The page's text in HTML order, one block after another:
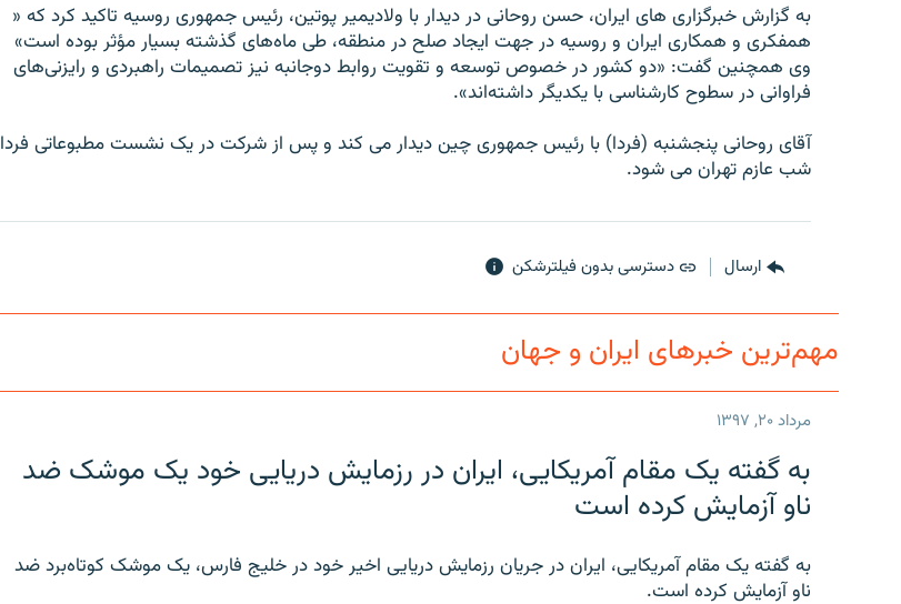
به گزارش خبرگزاری های ایران، حسن روحانی در دیدار با ولادیمیر پوتین، رئیس جمهوری روسیه تاکید کرد که «
همفکری‌ و همکاری ایران و روسیه در جهت ایجاد صلح در منطقه، طی ماه‌های گذشته بسیار مؤثر بوده است»
وی همچنین گفت: «دو کشور در خصوص توسعه و تقویت روابط دوجانبه نیز تصمیمات راهبردی و رایزنی‌های
فراوانی در سطوح کارشناسی با یکدیگر داشته‌اند».
آقای روحانی پنجشنبه (فردا) با رئیس جمهوری چین دیدار می کند و پس از شرکت در یک نشست مطبوعاتی فردا
شب عازم تهران می شود.
ارسال دسترسی بدون فیلترشکن
مهم‌ترین خبرهای ایران و جهان
مرداد ۲۰, ۱۳۹۷
به گفته یک مقام آمریکایی، ایران در رزمایش دریایی خود یک موشک ضد
ناو آزمایش کرده است
به گفته یک مقام آمریکایی، ایران در جریان رزمایش دریایی اخیر خود در خلیج فارس، یک موشک کوتاه‌برد ضد
ناو آزمایش کرده است.